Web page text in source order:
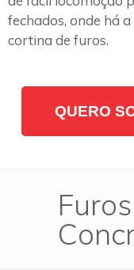
fechados, onde há
cortina de furos.
QUERO